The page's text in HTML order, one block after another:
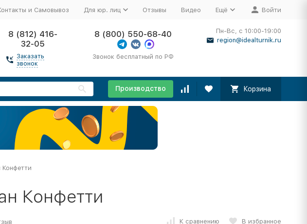
и Самовывоз Для юр. лиц Отзывы Видео Ещё Войти
8 (812) 416-
32-05
Заказать
звонок
8 (800) 550-68-40
Звонок бесплатный по РФ
Пн-Вс, с 10:00-19:00
region@idealturnik.ru
Производство Корзина
Конфетти
Конфетти
К сравнению В избранное